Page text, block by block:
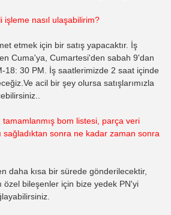
işleme nasıl ulaşabilirim?
etmek için bir satış yapacaktır. İş
Cuma'ya, Cumartesi'den sabah 9'dan
18: 30 PM. İş saatlerimizde 2 saat içinde
acil bir şey olursa satışlarımızla
tamamlanmış bom listesi, parça veri
sağladıktan sonra ne kadar zaman sonra
daha kısa bir sürede gönderilecektir,
özel bileşenler için bize yedek PN'yi